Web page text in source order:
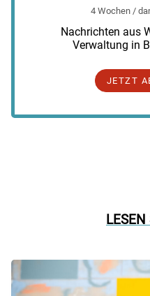
4 Wochen /
Nachrichten aus
Verwaltung in
JETZT